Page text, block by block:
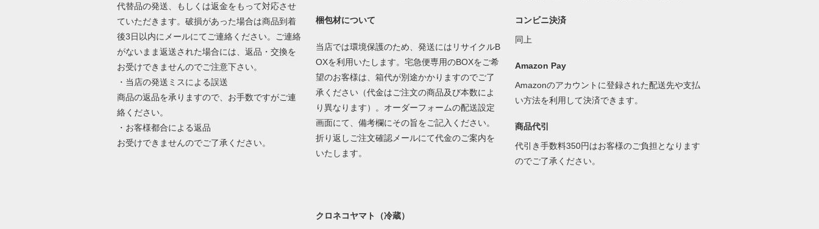
代替品の発送、もしくは返金をもって対応させ
ていただきます。破損があった場合は商品到着
後3日以内にメールにてご連絡ください。ご連絡
がないまま返送された場合には、返品・交換を
お受けできませんのでご注意下さい。
・当店の発送ミスによる誤送
商品の返品を承りますので、お手数ですがご連
絡ください。
・お客様都合による返品
お受けできませんのでご了承ください。
梱包材について
当店では環境保護のため、発送にはリサイクルB
OXを利用いたします。宅急便専用のBOXをご希
望のお客様は、箱代が別途かかりますのでご了
承ください（代金はご注文の商品及び本数によ
り異なります）。オーダーフォームの配送設定
画面にて、備考欄にその旨をご記入ください。
折り返しご注文確認メールにて代金のご案内を
いたします。
クロネコヤマト（冷蔵）
コンビニ決済
同上
Amazon Pay
Amazonのアカウントに登録された配送先や支払
い方法を利用して決済できます。
商品代引
代引き手数料350円はお客様のご負担となります
のでご了承ください。